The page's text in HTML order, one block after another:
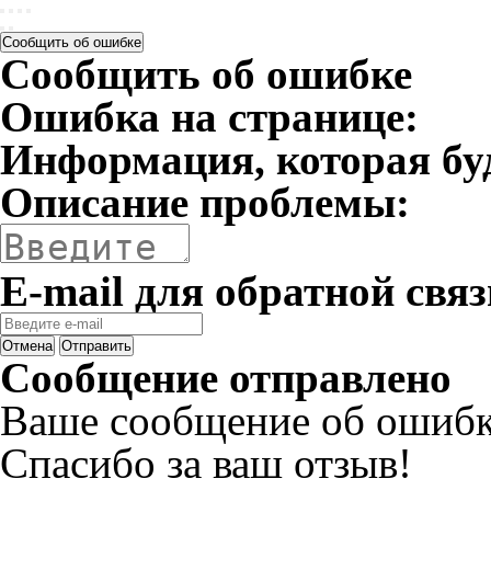
Сообщить об ошибке
Сообщить об ошибке
Ошибка на странице:
Информация, которая
Описание проблемы:
E-mail для обратной
Отмена Отправить
Сообщение отправлено
Ваше сообщение об
Спасибо за ваш отзыв!